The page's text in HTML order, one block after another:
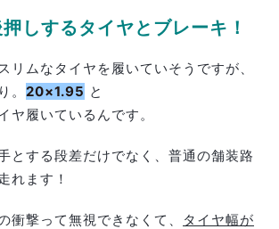
しするタイヤとブレーキ！
リムなタイヤを履いていそうですが、
。 20×1.95 と
ヤ履いているんです。
とする段差だけでなく、普通の舗装路
れます！
衝撃って無視できなくて、
タイヤ幅が